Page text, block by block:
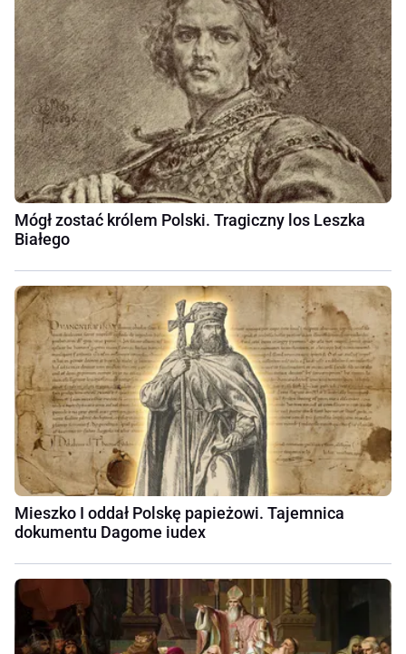
Mógł zostać królem Polski. Tragiczny los Leszka
Białego
Mieszko I oddał Polskę papieżowi. Tajemnica
dokumentu Dagome iudex